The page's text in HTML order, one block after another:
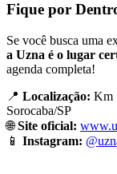
Fique por
Se você busca uma
a Uzna é o lugar
agenda completa!
📍 Localização: Km
Sorocaba/SP
🌐Site oficial:
📱 Instagram: